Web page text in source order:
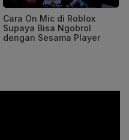
Cara On Mic di Roblox
Supaya Bisa Ngobrol
dengan Sesama Player